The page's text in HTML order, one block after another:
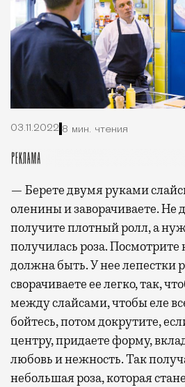
03.11.2022 8 мин. чтения
— Берете двумя руками
оленины и заворачиваете. Не
получите плотный ролл, а
получилась роза. Посмотрите
должна быть. У нее лепестки
сворачиваете ее легко, так,
между слайсами, чтобы еле
бойтесь, потом докрутите,
центру, придаете форму,
любовь и нежность. Так
небольшая роза, которая